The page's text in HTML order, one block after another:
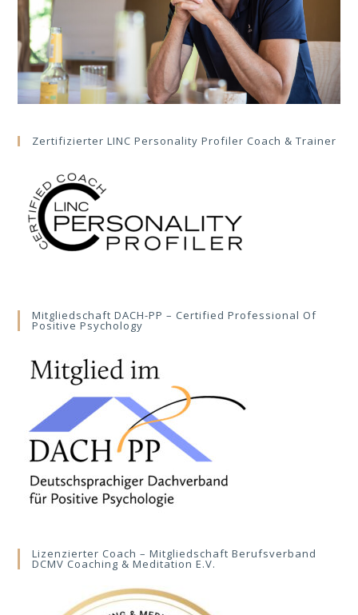
Zertifizierter LINC Personality Profiler Coach & Trainer
Mitgliedschaft DACH-PP – Certified Professional Of
Positive Psychology
Lizenzierter Coach – Mitgliedschaft Berufsverband
DCMV Coaching & Meditation E.V.